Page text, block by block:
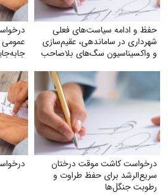
حفظ و ادامه سیاست‌های فعلی
شهرداری در ساماندهی، عقیم‌سازی
و واکسیناسیون سگ‌های بلاصاحب
درخواست کاشت موقت درختان
سریع‌الرشد برای حفظ طراوت و
رطوبت جنگل‌ها